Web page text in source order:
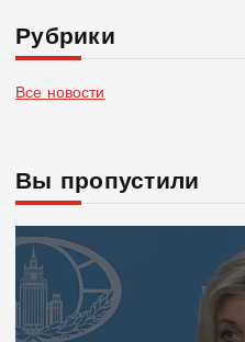
Рубрики
Все новости
Вы пропустили